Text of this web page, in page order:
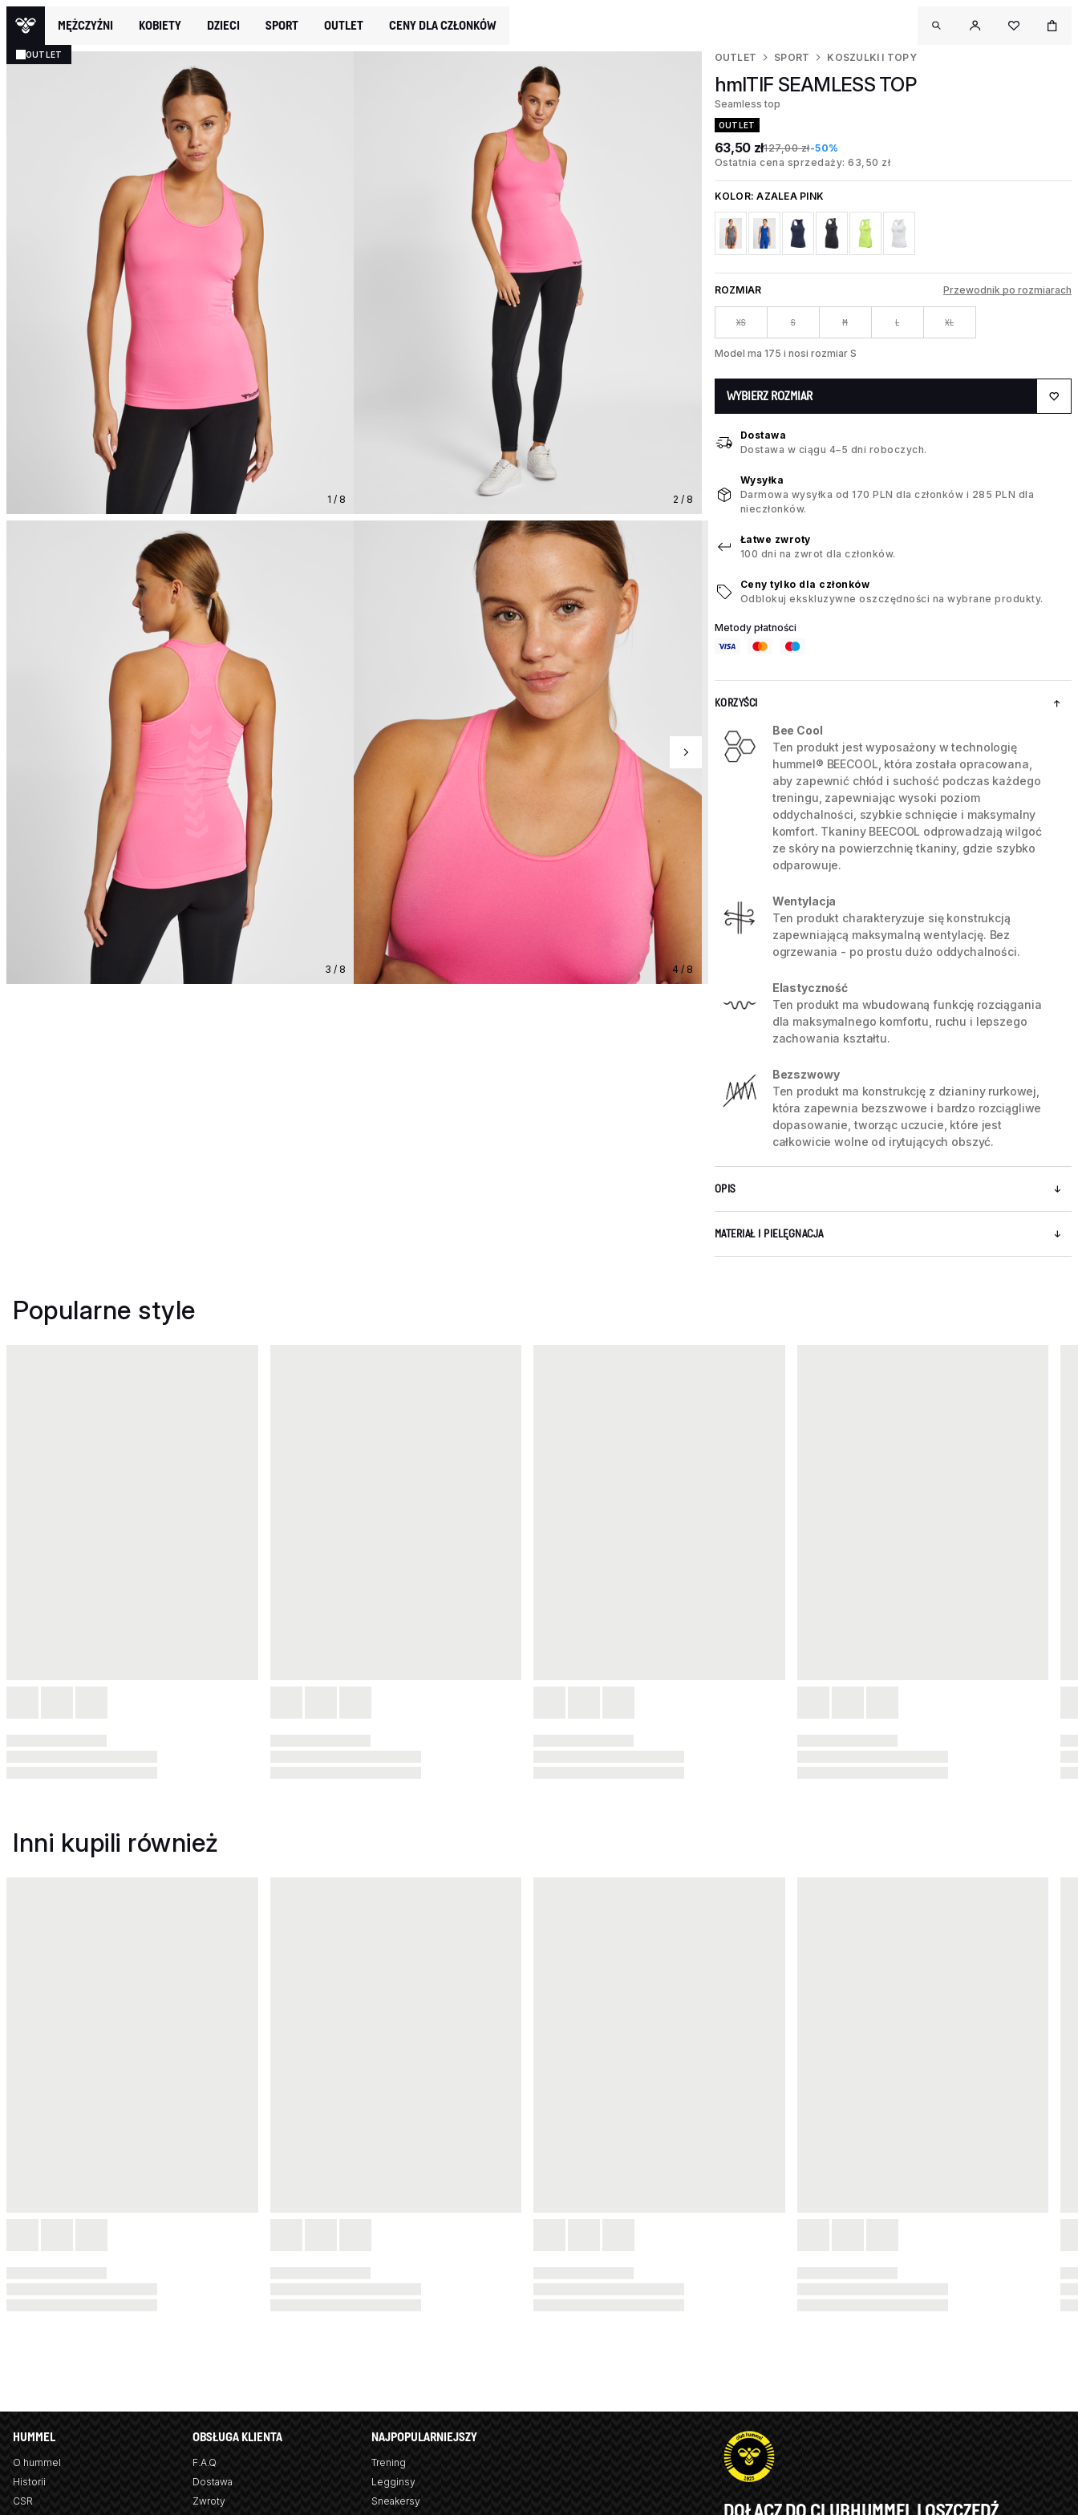
MĘŻCZYŹNI KOBIETY DZIECI SPORT OUTLET CENY DLA CZŁONKÓW
OUTLET
1 / 8 2 / 8
3 / 8 4 / 8
OUTLET SPORT KOSZULKI I TOPY
hmlTIF SEAMLESS TOP
Seamless top
OUTLET
63,50 zł127,00 zł-50%
Ostatnia cena sprzedaży: 63,50 zł
KOLOR:AZALEA PINK
ROZMIAR Przewodnik po rozmiarach
XS S M L XL
Model ma 175 i nosi rozmiar S
WYBIERZ ROZMIAR
Dostawa
Dostawa w ciągu 4–5 dni roboczych.
Wysyłka
Darmowa wysyłka od 170 PLN dla członków i 285 PLN dla
nieczłonków.
Łatwe zwroty
100 dni na zwrot dla członków.
Ceny tylko dla członków
Odblokuj ekskluzywne oszczędności na wybrane produkty.
Metody płatności
KORZYŚCI
Bee Cool
Ten produkt jest wyposażony w technologię
hummel® BEECOOL, która została opracowana,
aby zapewnić chłód i suchość podczas każdego
treningu, zapewniając wysoki poziom
oddychalności, szybkie schnięcie i maksymalny
komfort. Tkaniny BEECOOL odprowadzają wilgoć
ze skóry na powierzchnię tkaniny, gdzie szybko
odparowuje.
Wentylacja
Ten produkt charakteryzuje się konstrukcją
zapewniającą maksymalną wentylację. Bez
ogrzewania - po prostu dużo oddychalności.
Elastyczność
Ten produkt ma wbudowaną funkcję rozciągania
dla maksymalnego komfortu, ruchu i lepszego
zachowania kształtu.
Bezszwowy
Ten produkt ma konstrukcję z dzianiny rurkowej,
która zapewnia bezszwowe i bardzo rozciągliwe
dopasowanie, tworząc uczucie, które jest
całkowicie wolne od irytujących obszyć.
OPIS
MATERIAŁ I PIELĘGNACJA
Popularne style
Inni kupili również
HUMMEL
O hummel
Historii
CSR
OBSŁUGA KLIENTA
F.A.Q
Dostawa
Zwroty
NAJPOPULARNIEJSZY
Trening
Legginsy
Sneakersy
DOŁĄCZ DO CLUBHUMMEL I OSZCZĘDŹ